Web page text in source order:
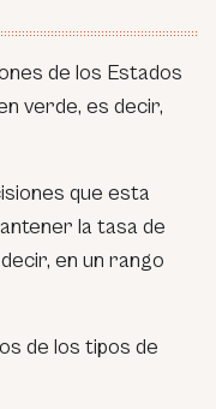
de los Estados
verde, es decir,
que esta
la tasa de
en un rango
de los tipos de